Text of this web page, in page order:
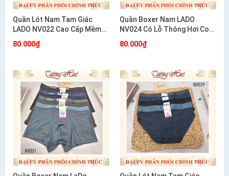
Quần Lót Nam Tam Giác
LADO NV022 Cao Cấp Mềm
80.000₫
Quần Boxer Nam LADO
NV024 Có Lỗ Thông Hơi Co
80.000₫